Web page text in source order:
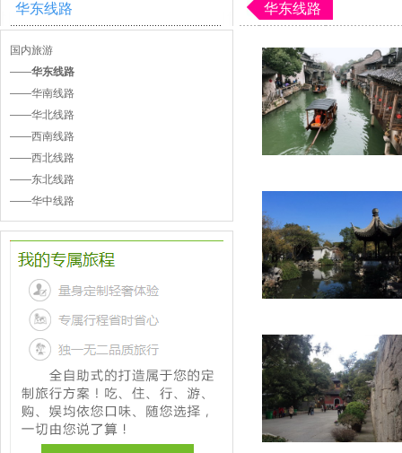
华东线路
国内旅游
——华东线路
——华南线路
——华北线路
——西南线路
——西北线路
——东北线路
——华中线路
华东线路